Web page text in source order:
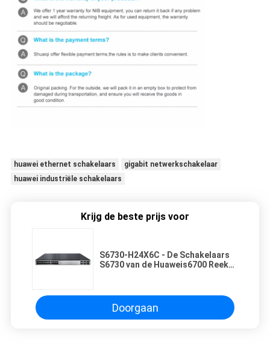
huawei ethernet schakelaars
gigabit netwerkschakelaar
huawei industriële schakelaars
Krijg de beste prijs voor
S6730-H24X6C - De Schakelaars
S6730 van de Huaweis6700 Reeks
Doorgaan